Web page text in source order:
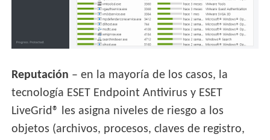
Reputación – en la mayoría de los casos, la
tecnología ESET Endpoint Antivirus y ESET
LiveGrid® les asigna niveles de riesgo a los
objetos (archivos, procesos, claves de registro,